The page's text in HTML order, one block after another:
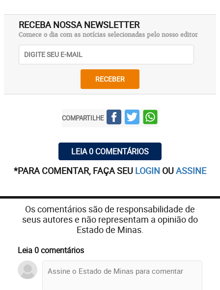
RECEBA NOSSA NEWSLETTER
Comece o dia com as notícias selecionadas pelo nosso editor
RECEBER
COMPARTILHE
LEIA 0 COMENTÁRIOS
*PARA COMENTAR, FAÇA SEU LOGIN OUASSINE
Os comentários são de responsabilidade de
seus autores e não representam a opinião do
Estado de Minas.
Leia 0 comentários